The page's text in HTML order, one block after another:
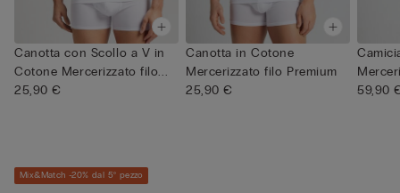
Canotta con Scollo a V in
Cotone Mercerizzato filo...
25,90 €
Canotta in Cotone
Mercerizzato filo Premium
25,90 €
filo P...
59,90
Mix&Match -20% dal 5° pezzo